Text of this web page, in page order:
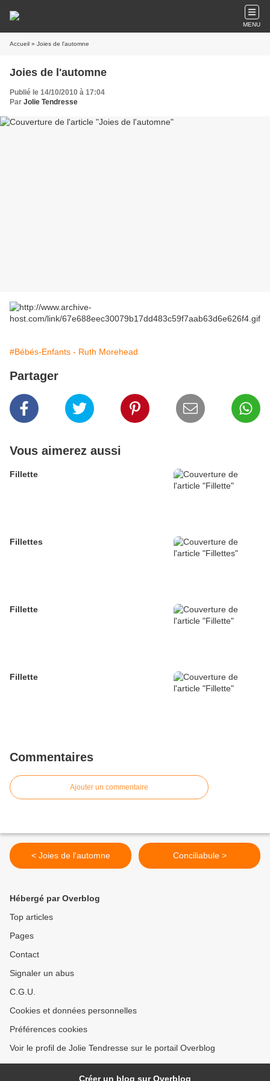
MENU
Accueil » Joies de l'automne
Joies de l'automne
Publié le 14/10/2010 à 17:04
Par Jolie Tendresse
#Bébés-Enfants - Ruth Morehead
Partager
Vous aimerez aussi
Fillette
Fillettes
Fillette
Fillette
Commentaires
Ajouter un commentaire
< Joies de l'automne Conciliabule >
Hébergé par Overblog
Top articles
Pages
Contact
Signaler un abus
C.G.U.
Cookies et données personnelles
Préférences cookies
Voir le profil de Jolie Tendresse sur le portail Overblog
Créer un blog sur Overblog